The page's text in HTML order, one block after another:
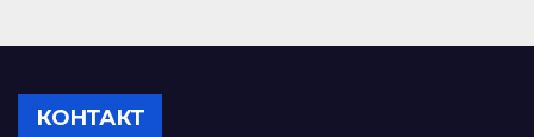
КОНТАКТ